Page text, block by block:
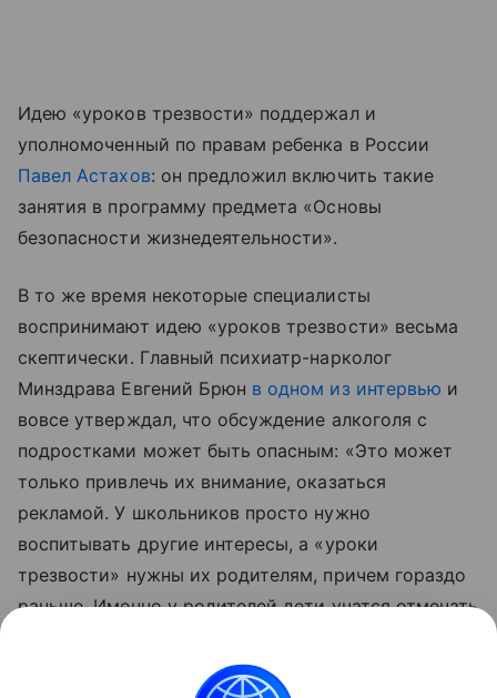
Идею «уроков трезвости» поддержал и
уполномоченный по правам ребенка в России
Павел Астахов: он предложил включить такие
занятия в программу предмета «Основы
безопасности жизнедеятельности».
В то же время некоторые специалисты
воспринимают идею «уроков трезвости» весьма
скептически. Главный психиатр-нарколог
Минздрава Евгений Брюн в одном из интервью и
вовсе утверждал, что обсуждение алкоголя с
подростками может быть опасным: «Это может
только привлечь их внимание, оказаться
рекламой. У школьников просто нужно
воспитывать другие интересы, а «уроки
трезвости» нужны их родителям, причем гораздо
раньше. Именно у родителей дети учатся отмечать